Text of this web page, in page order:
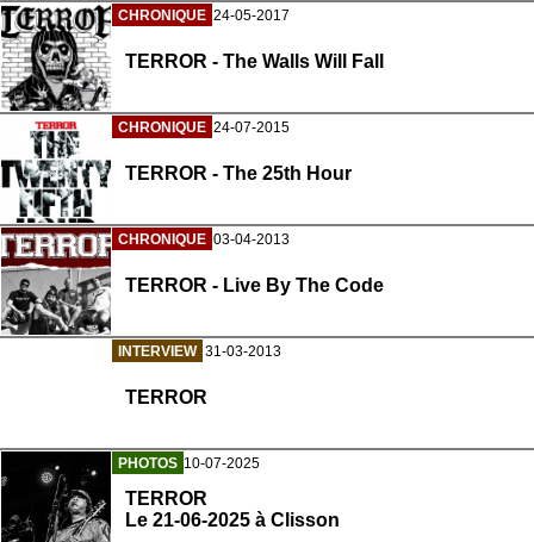
CHRONIQUE 24-05-2017
TERROR - The Walls Will Fall
CHRONIQUE 24-07-2015
TERROR - The 25th Hour
CHRONIQUE 03-04-2013
TERROR - Live By The Code
INTERVIEW 31-03-2013
TERROR
PHOTOS 10-07-2025
TERROR
Le 21-06-2025 à Clisson